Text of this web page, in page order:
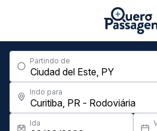
Partindo de
Indo para
Ida